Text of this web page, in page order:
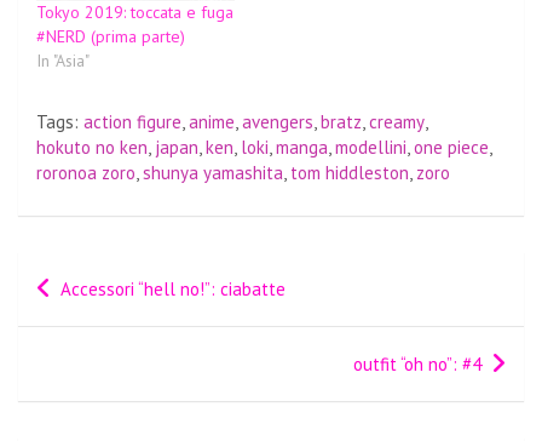
Tokyo 2019: toccata e fuga
#NERD (prima parte)
In "Asia"
Tags: action figure,anime,avengers,bratz,creamy,
hokuto no ken, japan,ken, loki,manga,modellini,one piece,
roronoa zoro,shunya yamashita, tom hiddleston, zoro
Accessori “hell no!”: ciabatte
outfit “oh no”: #4